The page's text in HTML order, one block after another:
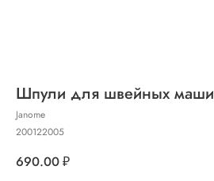
Шпули для швейных
Janome
200122005
690.00₽